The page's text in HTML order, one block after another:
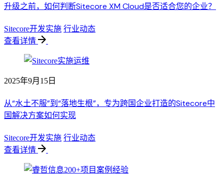
升级之前，如何判断Sitecore XM Cloud是否适合您的企业？
Sitecore开发实施 行业动态
查看详情
2025年9月15日
从“水土不服”到“落地生根”，专为跨国企业打造的Sitecore中
国解决方案如何实现
Sitecore开发实施 行业动态
查看详情